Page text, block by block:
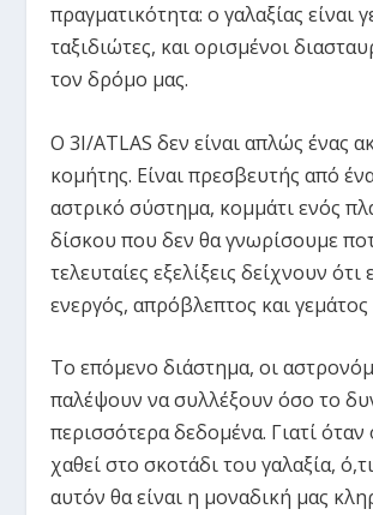
πραγματικότητα: ο γαλαξίας είναι
ταξιδιώτες, και ορισμένοι
τον δρόμο μας.
Ο 3I/ATLAS δεν είναι απλώς ένας
κομήτης. Είναι πρεσβευτής από
αστρικό σύστημα, κομμάτι ενός
δίσκου που δεν θα γνωρίσουμε
τελευταίες εξελίξεις δείχνουν ότι
ενεργός, απρόβλεπτος και
Το επόμενο διάστημα, οι
παλέψουν να συλλέξουν όσο το
περισσότερα δεδομένα. Γιατί όταν
χαθεί στο σκοτάδι του γαλαξία,
αυτόν θα είναι η μοναδική μας